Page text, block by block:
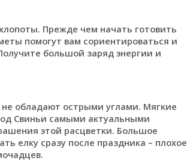
Прежде чем начать готовить
помогут вам сориентироваться и
большой заряд энергии и
обладают острыми углами. Мягкие
Свиньи самыми актуальными
этой расцветки. Большое
елку сразу после праздника – плохое